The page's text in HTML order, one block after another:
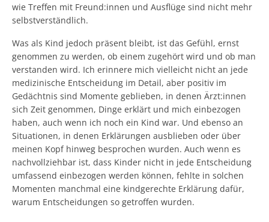
wie Treffen mit Freund:innen und Ausflüge sind nicht mehr
selbstverständlich.
Was als Kind jedoch präsent bleibt, ist das Gefühl, ernst
genommen zu werden, ob einem zugehört wird und ob man
verstanden wird. Ich erinnere mich vielleicht nicht an jede
medizinische Entscheidung im Detail, aber positiv im
Gedächtnis sind Momente geblieben, in denen Ärzt:innen
sich Zeit genommen, Dinge erklärt und mich einbezogen
haben, auch wenn ich noch ein Kind war. Und ebenso an
Situationen, in denen Erklärungen ausblieben oder über
meinen Kopf hinweg besprochen wurden. Auch wenn es
nachvollziehbar ist, dass Kinder nicht in jede Entscheidung
umfassend einbezogen werden können, fehlte in solchen
Momenten manchmal eine kindgerechte Erklärung dafür,
warum Entscheidungen so getroffen wurden.